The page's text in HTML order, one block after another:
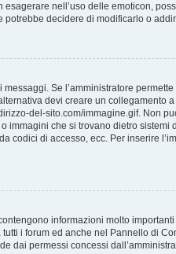
nell’uso delle emoticon,
decidere di modificarlo o
Se l’amministratore
devi creare un collegamento
del-sito.com/immagine.gif. Non
immagini che si trovano dietro sistemi
codici di accesso, ecc. Per inserire
informazioni molto
i forum ed anche nel Pannello di
dai permessi concessi